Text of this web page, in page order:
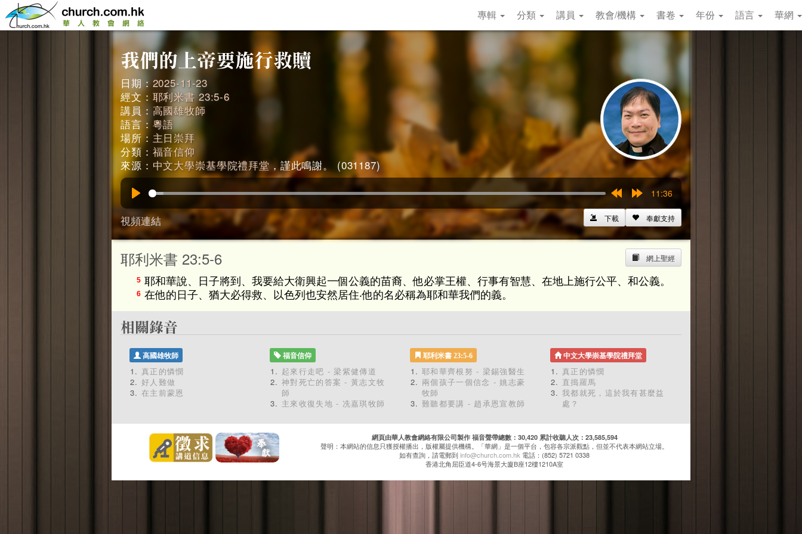
專輯 分類 講員 教會/機構 書卷 年份 語言 華網
日期：2025-11-23
經文： 耶利米書 23:5-6
講員： 高國雄牧師
語言：粵語
場所： 主日崇拜
分類： 福音信仰
來源： 中文大學崇基學院禮拜堂，謹此鳴謝。 (031187)
15s
15s
11:36
視頻連結 奉獻支持
下載
網上聖經
耶利米書 23:5-6
5 耶和華說、日子將到、我要給大衛興起一個公義的苗裔、他必掌王權、行事有智慧、在地上施行公平、和公義。
6 在他的日子、猶大必得救、以色列也安然居住‧他的名必稱為耶和華我們的義。
高國雄牧師
真正的憐憫
好人難做
在主前蒙恩
福音信仰
起來行走吧 - 梁紫健傳道
神對死亡的答案 - 黃志文牧
師
主來收復失地 - 冼嘉琪牧師
耶利米書 23:5-6
耶和華齊根努 - 梁錫強醫生
兩個孩子一個信念 - 姚志豪
牧師
難聽都要講 - 趙承恩宣教師
中文大學崇基學院禮拜堂
真正的憐憫
直搗羅馬
我都就死，這於我有甚麼益
處？
網頁由華人教會網絡有限公司製作 福音聲帶總數：30,420 累計收聽人次：23,585,594
聲明：本網站的信息只獲授權播出，版權屬提供機構。「華網」是一個平台，包容各宗派觀點，但並不代表本網站立場。
如有查詢，請電郵到info@church.com.hk 電話：(852) 5721 0338
香港北角屈臣道4-6号海景大廈B座12樓1210A室